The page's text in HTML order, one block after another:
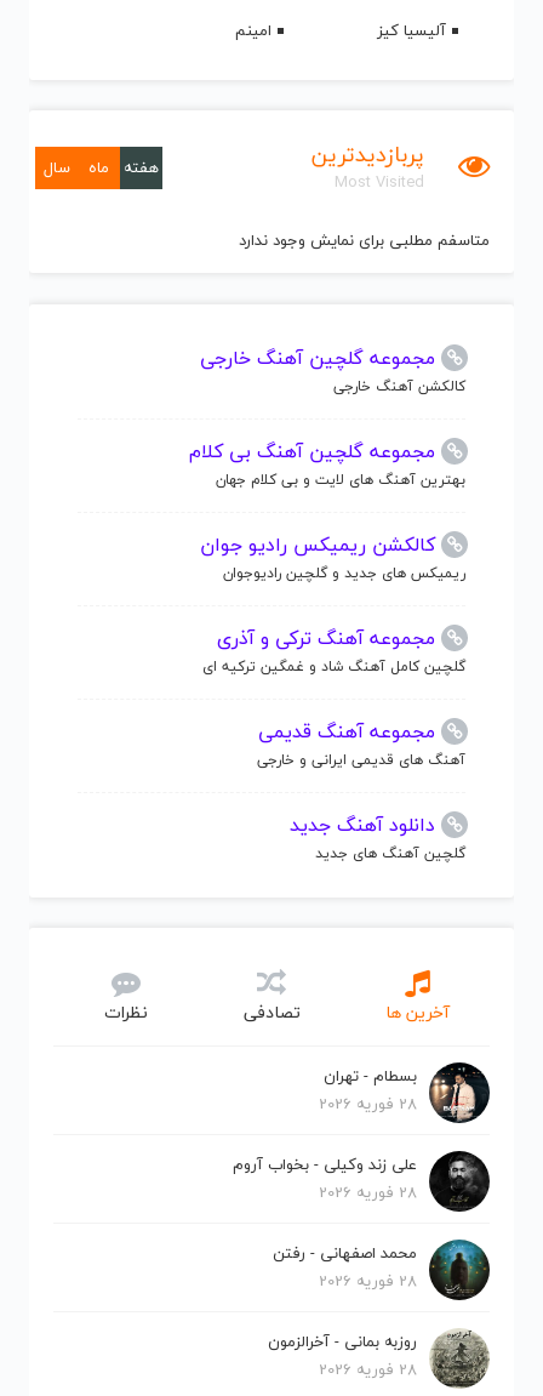
آلیسیا کیز
امینم
پربازدیدترین
Most Visited
هفته ماه سال
متاسفم مطلبی برای نمایش وجود ندارد
مجموعه گلچین آهنگ خارجی
کالکشن آهنگ خارجی
مجموعه گلچین آهنگ بی کلام
بهترین آهنگ های لایت و بی کلام جهان
کالکشن ریمیکس رادیو جوان
ریمیکس های جدید و گلچین رادیوجوان
مجموعه آهنگ ترکی و آذری
گلچین کامل آهنگ شاد و غمگین ترکیه ای
مجموعه آهنگ قدیمی
آهنگ های قدیمی ایرانی و خارجی
دانلود آهنگ جدید
گلچین آهنگ های جدید
آخرین ها تصادفی نظرات
بسطام - تهران
28 فوریه 2026
علی زند وکیلی - بخواب آروم
28 فوریه 2026
محمد اصفهانی - رفتن
28 فوریه 2026
روزبه بمانی - آخرالزمون
28 فوریه 2026